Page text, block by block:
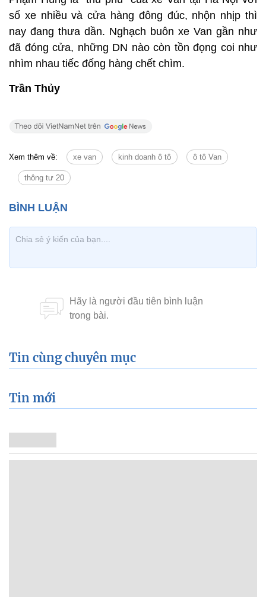
số xe nhiều và cửa hàng đông đúc, nhộn nhịp thì
nay đang thưa dần. Nghạch buôn xe Van gần như
đã đóng cửa, những DN nào còn tồn đọng coi như
nhìm nhau tiếc đống hàng chết chìm.
Trần Thủy
Xem thêm về: xe van kinh doanh ô tô ô tô Van
thông tư 20
Tin cùng chuyên mục
Tin mới